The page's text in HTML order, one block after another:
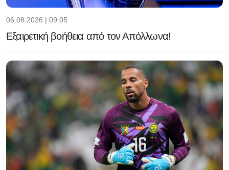
06.08.2026 | 09:05
Εξαιρετική βοήθεια από τον Απόλλωνα!